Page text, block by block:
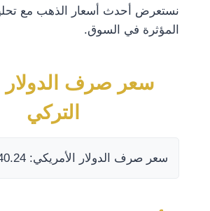
نستعرض أحدث أسعار الذهب مع
المؤثرة في السوق.
سعر صرف الدولار
التركي
سعر صرف الدولار الأمريكي: 40.24 ليرة تركية